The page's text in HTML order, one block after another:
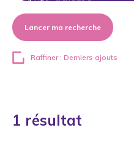
Lancer ma recherche
Raffiner : Derniers ajouts
1 résultat